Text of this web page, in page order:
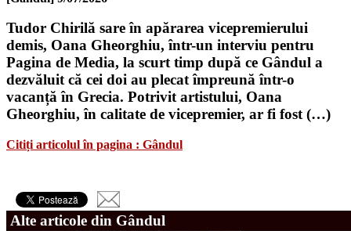
Tudor Chirilă sare în apărarea vicepremierului
demis, Oana Gheorghiu, într-un interviu pentru
Pagina de Media, la scurt timp după ce Gândul a
dezvăluit că cei doi au plecat împreună într-o
vacanță în Grecia. Potrivit artistului, Oana
Gheorghiu, în calitate de vicepremier, ar fi fost (…)
Citiți articolul în pagina : Gândul
Alte articole din Gândul